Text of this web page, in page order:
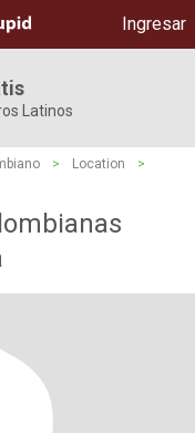
Ingresar
Latinos
> Location
>